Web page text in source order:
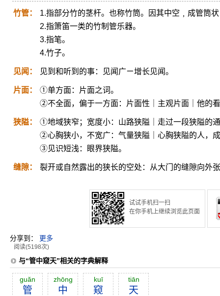
竹管：
1.指部分竹的茎杆。也称竹筒。因其中空﹐成管筒
2.指箫笛一类的竹制管乐器。
3.指笔。
4.竹子。
见闻： 见到和听到的事：见闻广ㄧ增长见闻。
片面：
①单方面：片面之词。
②不全面，偏于一方面：片面性｜主观片面｜他的
狭隘：
①地域狭窄；宽度小：山路狭隘｜走过一段狭隘的
②心胸狭小，不宽广：气量狭隘｜心胸狭隘的人，
③见识短浅：眼界狭隘。
缝隙： 裂开或自然露出的狭长的空处：从大门的缝隙向外
试试手机扫一扫
在你手机上继续浏览此页面
分享到： 更多
阅读(5198次)
与“管中窥天”相关的字典解释
guăn
管
zhōng
中
kuī
窥
tiān
天